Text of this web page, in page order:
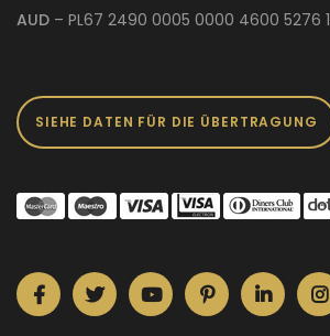
AUD – PL67 2490 0005 0000 4600 5276
SIEHE DATEN FÜR DIE ÜBERTRAGUNG